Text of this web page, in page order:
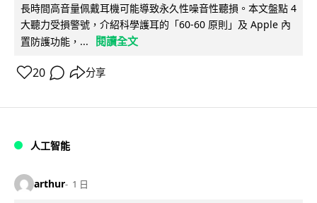
長時間高音量佩戴耳機可能導致永久性噪音性聽損。本文盤點 4
大聽力受損警號，介紹科學護耳的「60-60 原則」及 Apple 內
置防護功能，...
閱讀全文
20 分享
人工智能
arthur 1 日